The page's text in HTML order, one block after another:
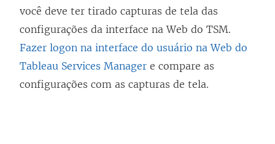
você deve ter tirado capturas de tela das
configurações da interface na Web do TSM.
Fazer logon na interface do usuário na Web do
Tableau Services Manager e compare as
configurações com as capturas de tela.